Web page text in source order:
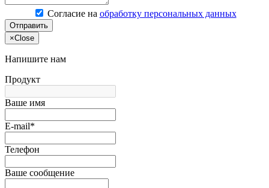
Согласие на обработку персональных данных
Отправить
×Close
Напишите нам
Продукт
Ваше имя
E-mail*
Телефон
Ваше сообщение